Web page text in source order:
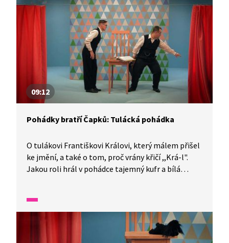
09:12
Pohádky bratří Čapků: Tulácká pohádka
O tulákovi Františkovi Královi, který málem přišel
ke jmění, a také o tom, proč vrány křičí ,,Krá-l".
Jakou roli hrál v pohádce tajemný kufr a bílá